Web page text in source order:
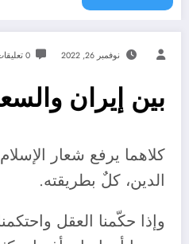
نوفمبر 26, 2022 0 تعليقات
بين إيران
كلاهما يرفع شعار
الدين، كلٌ بطريقته.
وإذا حكّمنا العقل